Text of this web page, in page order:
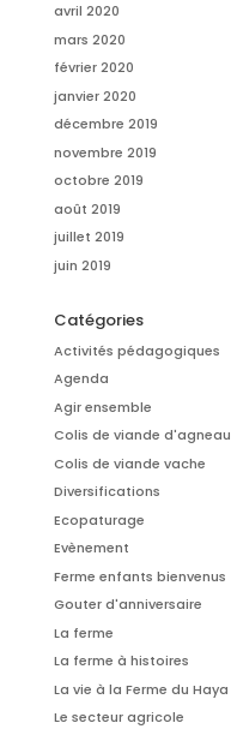
avril 2020
mars 2020
février 2020
janvier 2020
décembre 2019
novembre 2019
octobre 2019
août 2019
juillet 2019
juin 2019
Catégories
Activités pédagogiques
Agenda
Agir ensemble
Colis de viande d'agneau
Colis de viande vache
Diversifications
Ecopaturage
Evènement
Ferme enfants bienvenus
Gouter d'anniversaire
La ferme
La ferme à histoires
La vie à la Ferme du Haya
Le secteur agricole